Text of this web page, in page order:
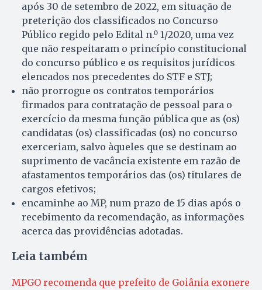
após 30 de setembro de 2022, em situação de
preterição dos classificados no Concurso
Público regido pelo Edital n.º 1/2020, uma vez
que não respeitaram o princípio constitucional
do concurso público e os requisitos jurídicos
elencados nos precedentes do STF e STJ;
não prorrogue os contratos temporários
firmados para contratação de pessoal para o
exercício da mesma função pública que as (os)
candidatas (os) classificadas (os) no concurso
exerceriam, salvo àqueles que se destinam ao
suprimento de vacância existente em razão de
afastamentos temporários das (os) titulares de
cargos efetivos;
encaminhe ao MP, num prazo de 15 dias após o
recebimento da recomendação, as informações
acerca das providências adotadas.
Leia também
MPGO recomenda que prefeito de Goiânia exonere